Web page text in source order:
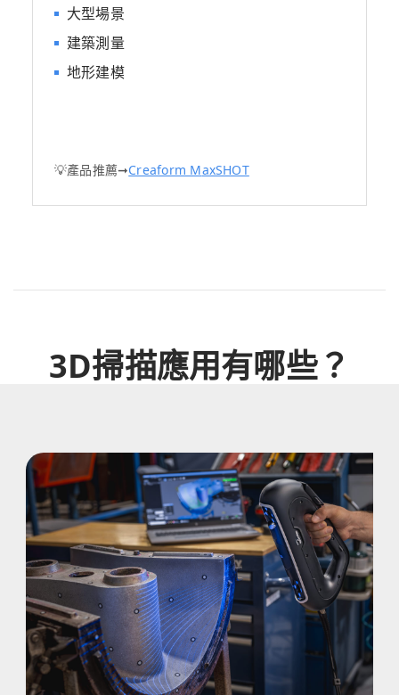
大型場景
建築測量
地形建模
💡產品推薦➞Creaform MaxSHOT
3D掃描應用有哪些？